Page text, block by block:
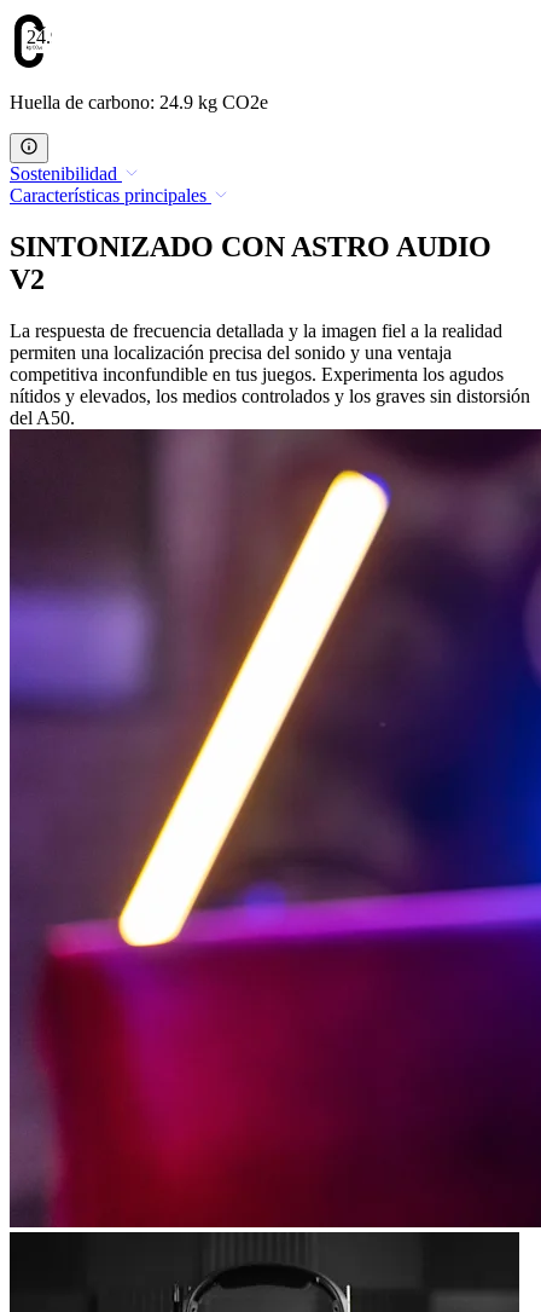
24.9
Huella de carbono: 24.9 kg CO2e
Sostenibilidad
Características principales
SINTONIZADO CON ASTRO AUDIO
V2
La respuesta de frecuencia detallada y la imagen fiel a la realidad
permiten una localización precisa del sonido y una ventaja
competitiva inconfundible en tus juegos. Experimenta los agudos
nítidos y elevados, los medios controlados y los graves sin distorsión
del A50.